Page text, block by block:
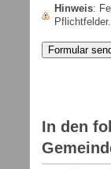
Hinweis :
Pflichtfelder.
In den